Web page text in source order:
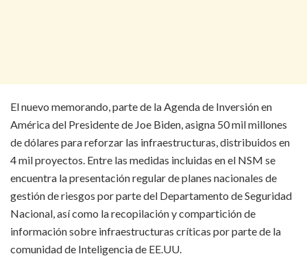
El nuevo memorando, parte de la Agenda de Inversión en
América del Presidente de Joe Biden, asigna 50 mil millones
de dólares para reforzar las infraestructuras, distribuidos en
4 mil proyectos. Entre las medidas incluidas en el NSM se
encuentra la presentación regular de planes nacionales de
gestión de riesgos por parte del Departamento de Seguridad
Nacional, así como la recopilación y compartición de
información sobre infraestructuras críticas por parte de la
comunidad de Inteligencia de EE.UU.